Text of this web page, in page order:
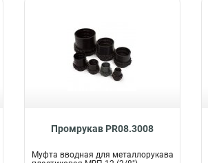
Промрукав PR08.3008
Муфта вводная для металлорукава